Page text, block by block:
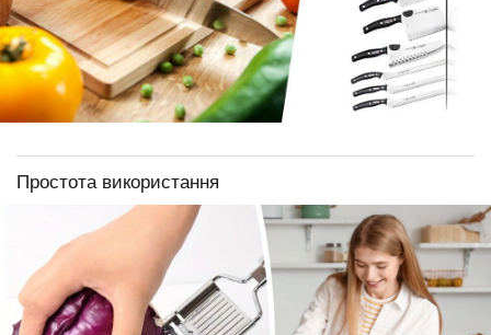
Простота використання